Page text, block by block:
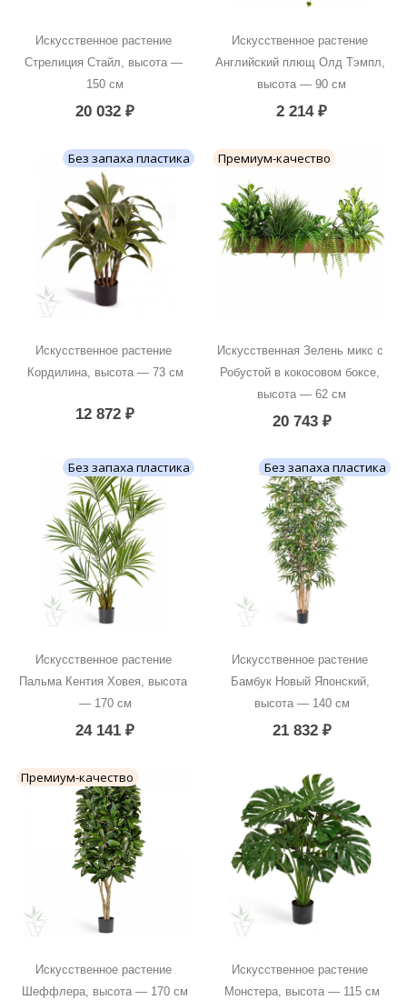
Искусственное растение
Стрелиция Стайл, высота —
150 см
20 032₽
Искусственное растение
Английский плющ Олд Тэмпл,
высота — 90 см
2 214₽
Без запаха пластика
Искусственное растение
Кордилина, высота — 73 см
12 872₽
Премиум-качество
Искусственная Зелень микс с
Робустой в кокосовом боксе,
высота — 62 см
20 743 ₽
Без запаха пластика
Искусственное растение
Пальма Кентия Ховея, высота
— 170 см
24 141₽
Без запаха пластика
Искусственное растение
Бамбук Новый Японский,
высота — 140 см
21 832 ₽
Премиум-качество
Искусственное растение
Шеффлера, высота — 170 см
Искусственное растение
Монстера, высота — 115 см